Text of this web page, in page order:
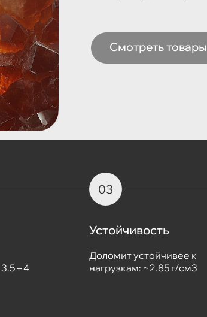
Смотреть товары
– 4
Устойчивость
Доломит устойчивее к
нагрузкам: ~2.85 г/см3